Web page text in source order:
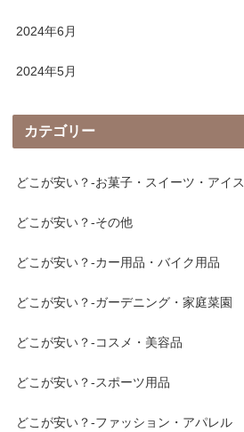
2024年6月
2024年5月
カテゴリー
どこが安い？-お菓子・スイーツ・アイス
どこが安い？-その他
どこが安い？-カー用品・バイク用品
どこが安い？-ガーデニング・家庭菜園
どこが安い？-コスメ・美容品
どこが安い？-スポーツ用品
どこが安い？-ファッション・アパレル